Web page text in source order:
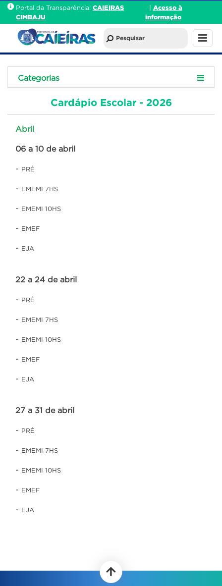
Portal da Transparência: CAIEIRAS
CIMBAJU
Acesso à
informação
Categorias
Cardápio Escolar - 2026
Abril
06 a 10 de abril
- PRÉ
- EMEMI 7HS
- EMEMI 10HS
- EMEF
- EJA
22 a 24 de abril
- PRÉ
- EMEMI 7HS
- EMEMI 10HS
- EMEF
- EJA
27 a 31 de abril
- PRÉ
- EMEMI 7HS
- EMEMI 10HS
- EMEF
- EJA